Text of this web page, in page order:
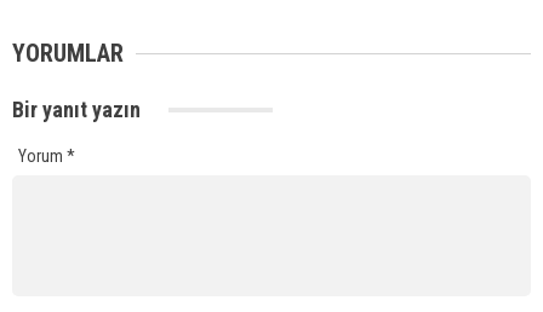
YORUMLAR
Bir yanıt yazın
Yorum *